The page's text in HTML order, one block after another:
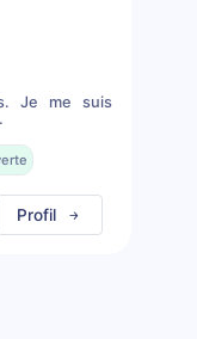
Je me suis
Profil